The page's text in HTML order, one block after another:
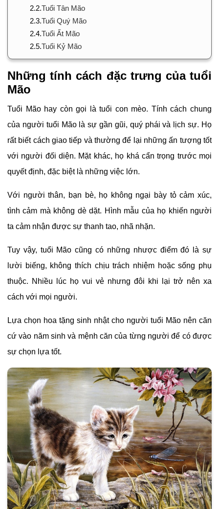
2.2.Tuổi Tân Mão
2.3.Tuổi Quý Mão
2.4.Tuổi Ất Mão
2.5.Tuổi Kỷ Mão
Những tính cách đặc trưng của tuổi
Mão
Tuổi Mão hay còn gọi là tuổi con mèo. Tính cách chung
của người tuổi Mão là sự gần gũi, quý phái và lịch sự. Họ
rất biết cách giao tiếp và thường để lại những ấn tượng tốt
với người đối diện. Mặt khác, họ khá cẩn trọng trước mọi
quyết định, đặc biệt là những việc lớn.
Với người thân, bạn bè, họ không ngại bày tỏ cảm xúc,
tình cảm mà không dè dặt. Hình mẫu của họ khiến người
ta cảm nhận được sự thanh tao, nhã nhặn.
Tuy vậy, tuổi Mão cũng có những nhược điểm đó là sự
lười biếng, không thích chịu trách nhiệm hoặc sống phụ
thuộc. Nhiều lúc họ vui vẻ nhưng đôi khi lại trở nên xa
cách với mọi người.
Lựa chọn hoa tặng sinh nhật cho người tuổi Mão nên căn
cứ vào năm sinh và mệnh căn của từng người để có được
sự chọn lựa tốt.